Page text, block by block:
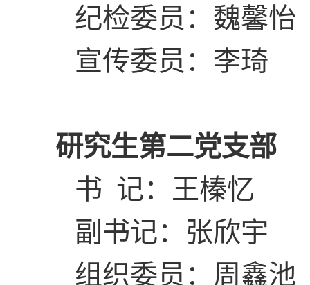
纪检委员：魏馨怡
宣传委员：李琦
研究生第二党支部
书 记：王榛忆
副书记：张欣宇
组织委员：周鑫池